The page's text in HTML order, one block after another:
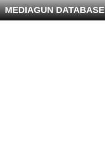
MEDIAGUN DATABASE